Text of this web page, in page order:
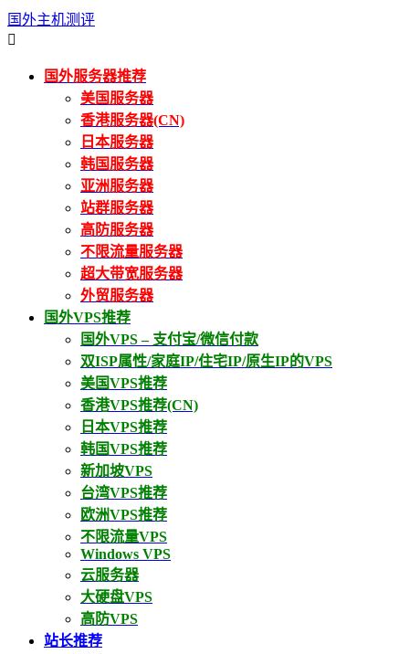
国外主机测评

国外服务器推荐
美国服务器
香港服务器(CN)
日本服务器
韩国服务器
亚洲服务器
站群服务器
高防服务器
不限流量服务器
超大带宽服务器
外贸服务器
国外VPS推荐
国外VPS – 支付宝/微信付款
双ISP属性/家庭IP/住宅IP/原生IP的VPS
美国VPS推荐
香港VPS推荐(CN)
日本VPS推荐
韩国VPS推荐
新加坡VPS
台湾VPS推荐
欧洲VPS推荐
不限流量VPS
Windows VPS
云服务器
大硬盘VPS
高防VPS
站长推荐